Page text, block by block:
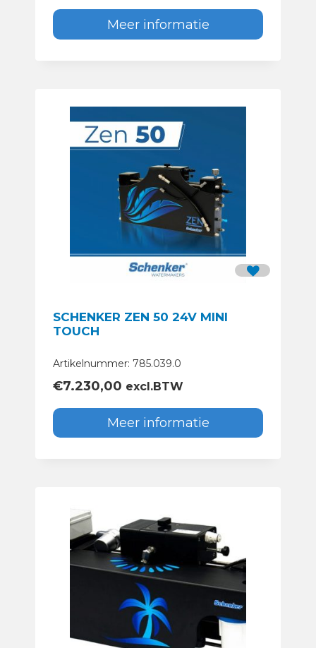
Meer informatie
SCHENKER ZEN 50 24V MINI
TOUCH
Artikelnummer: 785.039.0
€7.230,00 excl.BTW
Meer informatie